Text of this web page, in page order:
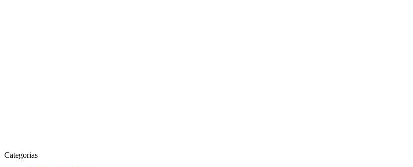
Categorias